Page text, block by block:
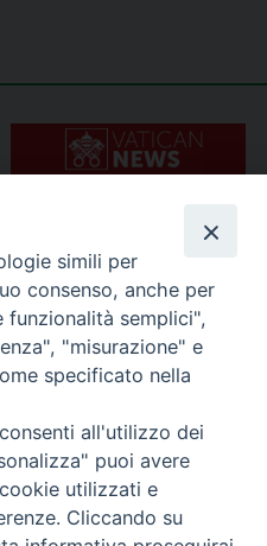
simili per
consenso, anche per
semplici",
"misurazione" e
specificato nella
all'utilizzo dei
puoi avere
utilizzati e
Cliccando su